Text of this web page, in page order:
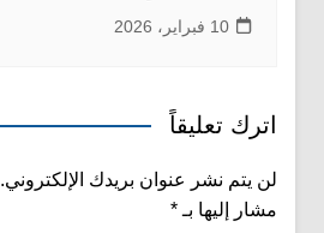
10 فبراير، 2026
اترك تعليقاً
لن يتم نشر عنوان بريدك الإلكتروني.
مشار إليها بـ *